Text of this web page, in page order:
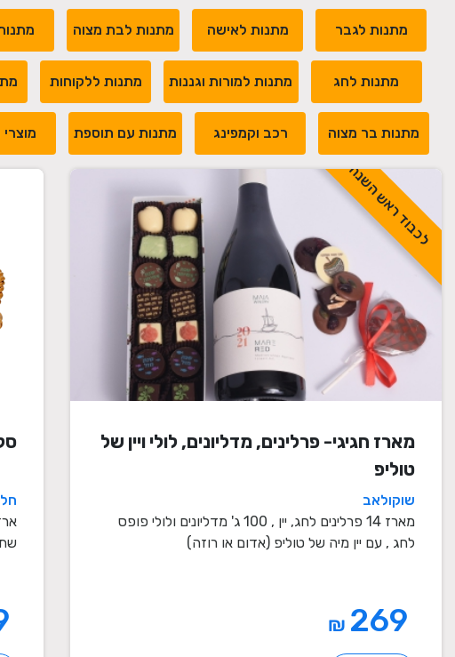
מתנות לגבר מתנות לאישה מתנות לבת מצוה
מתנות לחג מתנות למורות וגננות מתנות ללקוחות
מתנות בר מצוה רכב וקמפינג מתנות עם תוספת
לכבוד ראש השנה
מארז חגיגי- פרלינים, מדליונים, לולי ויין של
טוליפ
שוקולאב
מארז 14 פרלינים לחג, יין , 100 ג' מדליונים ולולי פופס
לחג , עם יין מיה של טוליפ (אדום או רוזה)
₪